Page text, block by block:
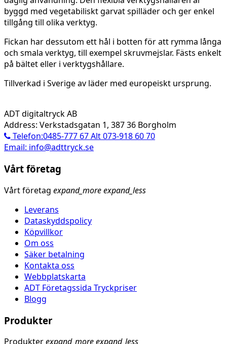
byggd med vegetabiliskt garvat spilläder och ger enkel
tillgång till olika verktyg.
Fickan har dessutom ett hål i botten för att rymma långa
och smala verktyg, till exempel skruvmejslar. Fästs enkelt
på bältet eller i verktygshållare.
Tillverkad i Sverige av läder med europeiskt ursprung.
ADT digitaltryck AB
Address: Verkstadsgatan 1, 387 36 Borgholm
Telefon:0485-777 67 Alt 073-918 60 70
Email: info@adttryck.se
Vårt företag
Vårt företag expand_moreexpand_less
Leverans
Dataskyddspolicy
Köpvillkor
Om oss
Säker betalning
Kontakta oss
Webbplatskarta
ADT Företagssida Tryckpriser
Blogg
Produkter
Produkterexpand_moreexpand_less